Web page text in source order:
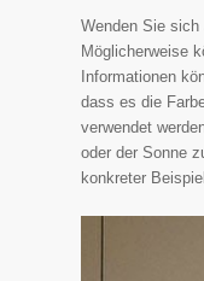
Wenden Sie sich
Möglicherweise
Informationen
dass es die
verwendet
oder der Sonne
konkreter